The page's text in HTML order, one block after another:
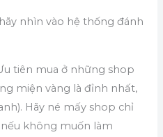
nhìn vào hệ thống đánh
tiên mua ở những shop
miện vàng là đỉnh nhất,
Hãy né mấy shop chỉ
nếu không muốn làm